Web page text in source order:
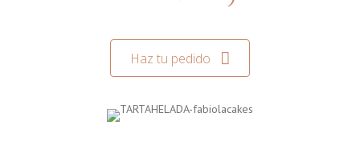
Haz tu pedido